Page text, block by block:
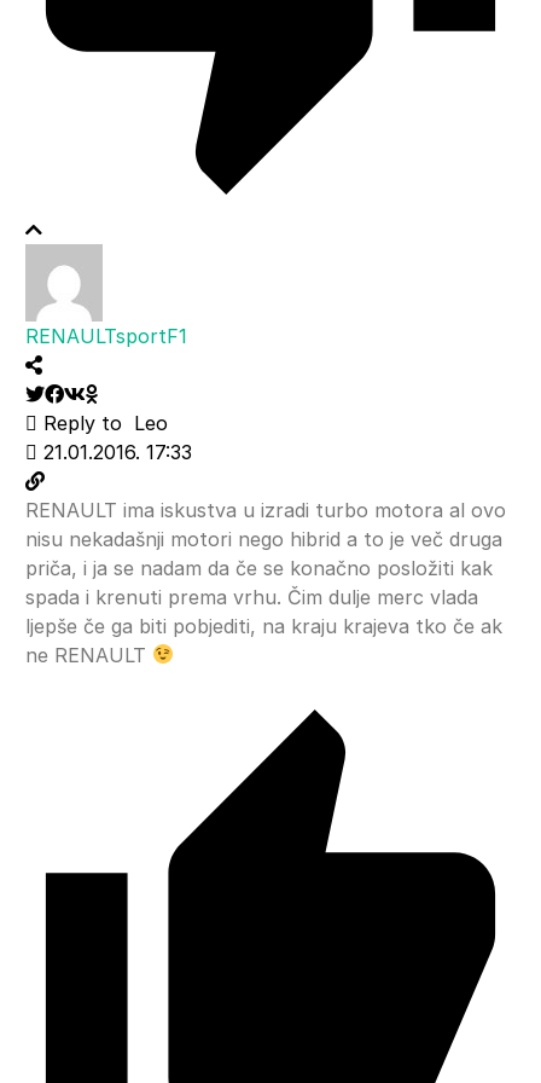
RENAULTsportF1
Reply to Leo
21.01.2016. 17:33
RENAULT ima iskustva u izradi turbo motora al ovo
nisu nekadašnji motori nego hibrid a to je več druga
priča, i ja se nadam da če se konačno posložiti kak
spada i krenuti prema vrhu. Čim dulje merc vlada
ljepše če ga biti pobjediti, na kraju krajeva tko če ak
ne RENAULT